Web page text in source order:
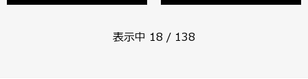
表示中 18 / 138